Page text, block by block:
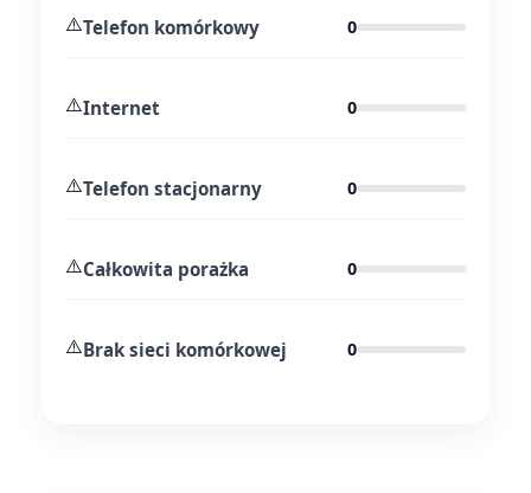
⚠️Telefon komórkowy 0
⚠️Internet 0
⚠️Telefon stacjonarny 0
⚠️Całkowita porażka 0
⚠️Brak sieci komórkowej 0